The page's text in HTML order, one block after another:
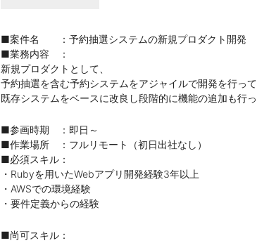
■案件名 ：予約抽選システムの新規プロダクト開発
■業務内容 ：
新規プロダクトとして、
予約抽選を含む予約システムをアジャイルで開発を行って
既存システムをベースに改良し段階的に機能の追加も行っ
■参画時期 ：即日～
■作業場所 ：フルリモート（初日出社なし）
■必須スキル：
・Rubyを用いたWebアプリ開発経験3年以上
・AWSでの環境経験
・要件定義からの経験
■尚可スキル：